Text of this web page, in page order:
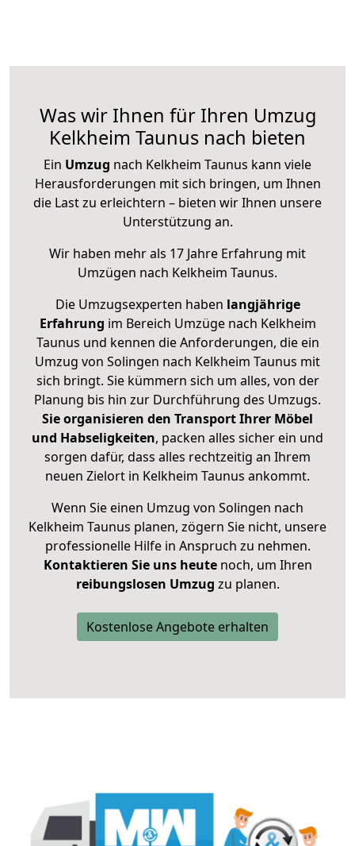
Was wir Ihnen für Ihren Umzug
Kelkheim Taunus nach bieten
Ein Umzug nach Kelkheim Taunus kann viele
Herausforderungen mit sich bringen, um Ihnen
die Last zu erleichtern – bieten wir Ihnen unsere
Unterstützung an.
Wir haben mehr als 17 Jahre Erfahrung mit
Umzügen nach Kelkheim Taunus.
Die Umzugsexperten haben langjährige
Erfahrung im Bereich Umzüge nach Kelkheim
Taunus und kennen die Anforderungen, die ein
Umzug von Solingen nach Kelkheim Taunus mit
sich bringt. Sie kümmern sich um alles, von der
Planung bis hin zur Durchführung des Umzugs.
Sie organisieren den Transport Ihrer Möbel
und Habseligkeiten, packen alles sicher ein und
sorgen dafür, dass alles rechtzeitig an Ihrem
neuen Zielort in Kelkheim Taunus ankommt.
Wenn Sie einen Umzug von Solingen nach
Kelkheim Taunus planen, zögern Sie nicht, unsere
professionelle Hilfe in Anspruch zu nehmen.
Kontaktieren Sie uns heutenoch, um Ihren
reibungslosen Umzug zu planen.
Kostenlose Angebote erhalten